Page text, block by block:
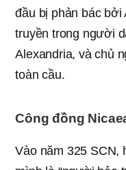
đầu bị phản bác bởi
truyền trong người
Alexandria, và chủ
toàn cầu.
Công đồng
Vào năm 325 SCN,